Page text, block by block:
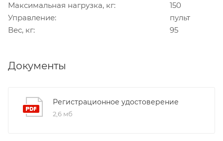
Максимальная нагрузка, кг:
150
Управление:
пульт
Вес, кг:
95
Документы
Регистрационное удостоверение
2,6 мб